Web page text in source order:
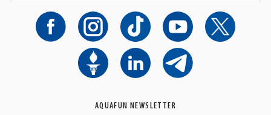
AQUAFUN NEWSLETTER